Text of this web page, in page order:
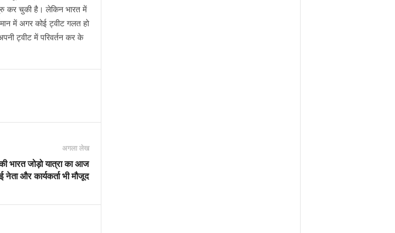
कर चुकी है। लेकिन भारत में
में अगर कोई ट्वीट गलत हो
ट्वीट में परिवर्तन कर के
अगला लेख
भारत जोड़ो यात्रा का आज
नेता और कार्यकर्ता भी मौजूद